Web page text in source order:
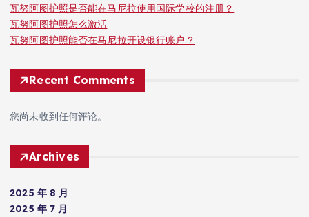
瓦努阿图护照是否能在马尼拉使用国际学校的注册？
瓦努阿图护照怎么激活
瓦努阿图护照能否在马尼拉开设银行账户？
Recent Comments
您尚未收到任何评论。
Archives
2025 年 8 月
2025 年 7 月